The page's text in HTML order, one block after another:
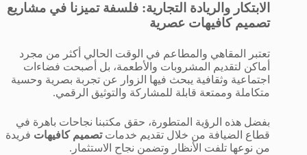
الابتكار والريادة التجارية: فلسفة تميزنا في مشاريع
تصميم كافيهات عصرية
تعتبر المقاهي والمطاعم في الوقت الحالي أكثر من مجرد
أماكن لتقديم المشروبات والأطعمة، بل أصبحت فضاءات
اجتماعية وثقافية يبحث فيها الزوار عن تجربة بصرية وحسية
متكاملة وممتعة قابلة للمشاركة والتوثيق الرقمي.
بفضل هذه الرؤية المتطورة، حقق مكتبنا نجاحات باهرة في
قطاع الضيافة من خلال تقديم خدماتتصميم كافيهات فريدة
من نوعها تلفت الأنظار وتضمن نجاح الاستثمار.